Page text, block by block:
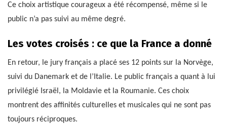
Ce choix artistique courageux a été récompensé, même si le
public n’a pas suivi au même degré.
Les votes croisés : ce que la France a donné
En retour, le jury français a placé ses 12 points sur la Norvège,
suivi du Danemark et de l’Italie. Le public français a quant à lui
privilégié Israël, la Moldavie et la Roumanie. Ces choix
montrent des affinités culturelles et musicales qui ne sont pas
toujours réciproques.